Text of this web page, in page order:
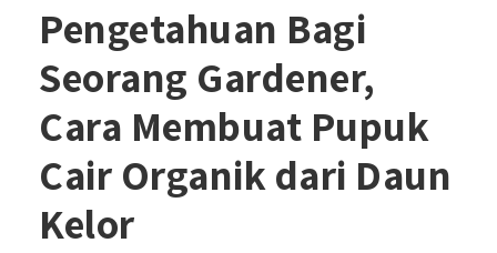
Pengetahuan Bagi
Seorang Gardener,
Cara Membuat Pupuk
Cair Organik dari Daun
Kelor